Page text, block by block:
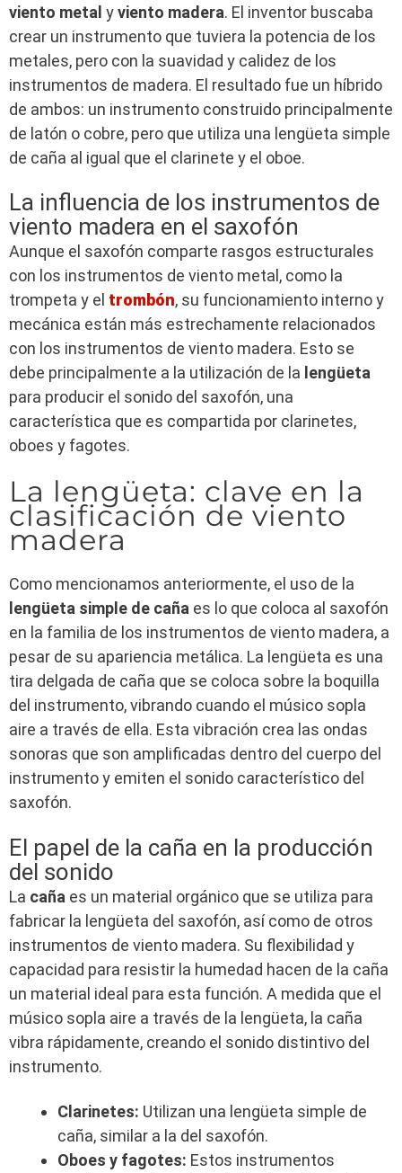
viento metal yviento madera. El inventor buscaba
crear un instrumento que tuviera la potencia de los
metales, pero con la suavidad y calidez de los
instrumentos de madera. El resultado fue un híbrido
de ambos: un instrumento construido principalmente
de latón o cobre, pero que utiliza una lengüeta simple
de caña al igual que el clarinete y el oboe.
La influencia de los instrumentos de
viento madera en el saxofón
Aunque el saxofón comparte rasgos estructurales
con los instrumentos de viento metal, como la
trompeta y el trombón, su funcionamiento interno y
mecánica están más estrechamente relacionados
con los instrumentos de viento madera. Esto se
debe principalmente a la utilización de la lengüeta
para producir el sonido del saxofón, una
característica que es compartida por clarinetes,
oboes y fagotes.
La lengüeta: clave en la
clasificación de viento
madera
Como mencionamos anteriormente, el uso de la
lengüeta simple de caña es lo que coloca al saxofón
en la familia de los instrumentos de viento madera, a
pesar de su apariencia metálica. La lengüeta es una
tira delgada de caña que se coloca sobre la boquilla
del instrumento, vibrando cuando el músico sopla
aire a través de ella. Esta vibración crea las ondas
sonoras que son amplificadas dentro del cuerpo del
instrumento y emiten el sonido característico del
saxofón.
El papel de la caña en la producción
del sonido
La caña es un material orgánico que se utiliza para
fabricar la lengüeta del saxofón, así como de otros
instrumentos de viento madera. Su flexibilidad y
capacidad para resistir la humedad hacen de la caña
un material ideal para esta función. A medida que el
músico sopla aire a través de la lengüeta, la caña
vibra rápidamente, creando el sonido distintivo del
instrumento.
Clarinetes: Utilizan una lengüeta simple de
caña, similar a la del saxofón.
Oboes y fagotes: Estos instrumentos